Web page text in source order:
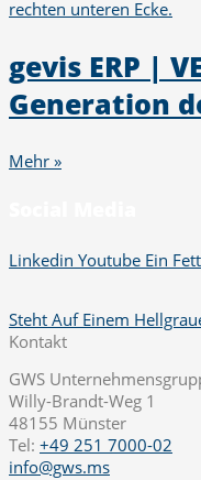
gevis ERP |
Generation
Mehr »
Linkedin Youtube Ein
Steht Auf Einem
Kontakt
GWS
Willy-Brandt-Weg 1
48155 Münster
Tel: +49 251 7000-02
info@gws.ms